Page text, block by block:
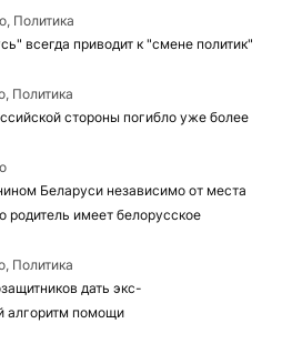
Политика
всегда приводит к "смене политик"
Политика
стороны погибло уже более
Беларуси независимо от места
родитель имеет белорусское
Политика
дать экс-
алгоритм помощи